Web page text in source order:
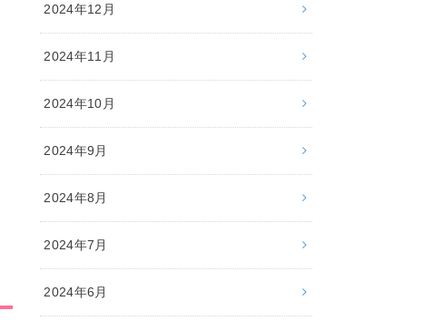
2024年12月
2024年11月
2024年10月
2024年9月
2024年8月
2024年7月
2024年6月